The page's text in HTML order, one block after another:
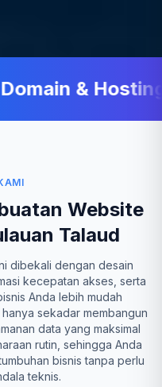
& Hosting
Website
Talaud
dibekali dengan desain
kecepatan akses, serta
Anda lebih mudah
sekadar membangun
data yang maksimal
rutin, sehingga Anda
bisnis tanpa perlu
teknis.